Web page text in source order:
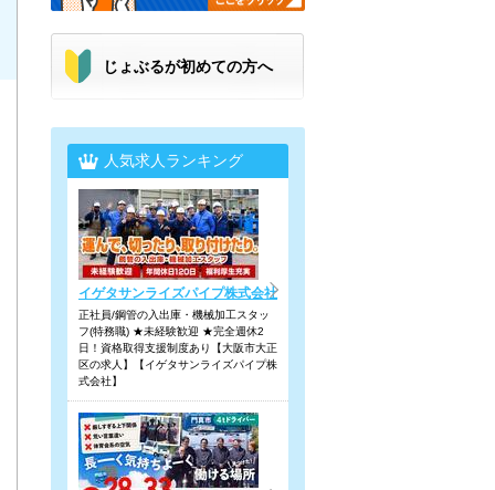
じょぶるが初めての方へ
人気求人ランキング
イゲタサンライズパイプ株式会社
正社員/鋼管の入出庫・機械加工スタッ
フ(特務職) ★未経験歓迎 ★完全週休2
日！資格取得支援制度あり【大阪市大正
区の求人】【イゲタサンライズパイプ株
式会社】